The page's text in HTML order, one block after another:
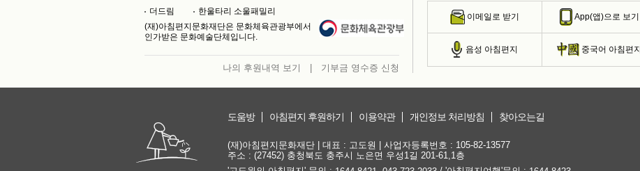
더드림
한울타리 소울패밀리
(재)아침편지문화재단은 문화체육관광부에서
인가받은 문화예술단체입니다.
나의 후원내역 보기 기부금 영수증 신청
이메일로 받기 App(앱)으로 보기
음성 아침편지 중국어 아침편지
도움방 아침편지 후원하기 이용약관 개인정보 처리방침 찾아오는길
(재)아침편지문화재단 | 대표 : 고도원 | 사업자등록번호 : 105-82-13577
주소 : (27452) 충청북도 충주시 노은면 우성1길 201-61,1층